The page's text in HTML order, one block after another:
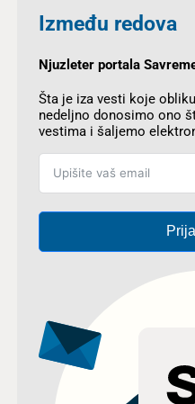
Između redova
Njuzleter portala
Šta je iza vesti koje
nedeljno donosimo ono
vestima i šaljemo